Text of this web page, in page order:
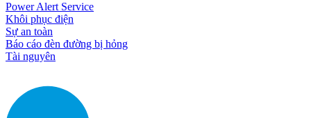
Power Alert Service
Khôi phục điện
Sự an toàn
Báo cáo đèn đường bị hỏng
Tài nguyên